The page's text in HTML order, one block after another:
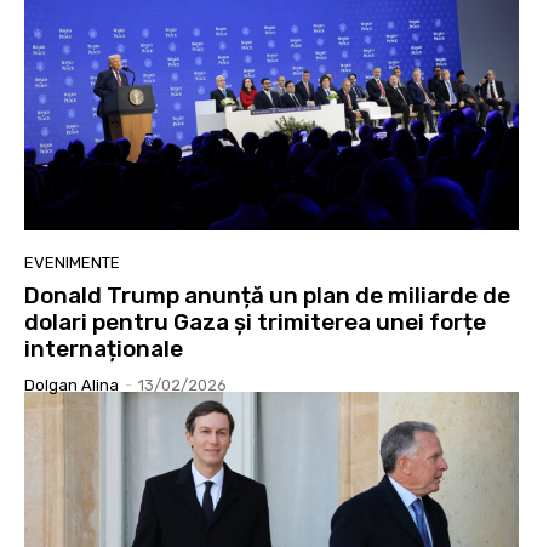
EVENIMENTE
Donald Trump anunță un plan de miliarde de
dolari pentru Gaza și trimiterea unei forțe
internaționale
Dolgan Alina - 13/02/2026